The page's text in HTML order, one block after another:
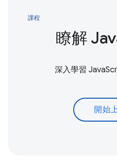
課程
瞭解
深入學習
開始